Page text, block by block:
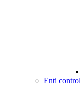
Enti